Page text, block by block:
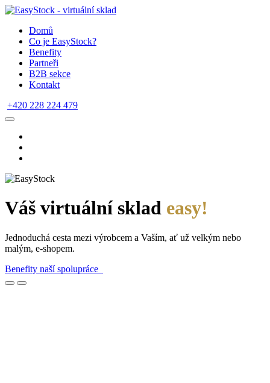
Domů
Co je EasyStock?
Benefity
Partneři
B2B sekce
Kontakt
+420 228 224 479
Váš virtuální sklad easy!
Jednoduchá cesta mezi výrobcem a Vaším, ať už velkým nebo
malým, e-shopem.
Benefity naší spolupráce